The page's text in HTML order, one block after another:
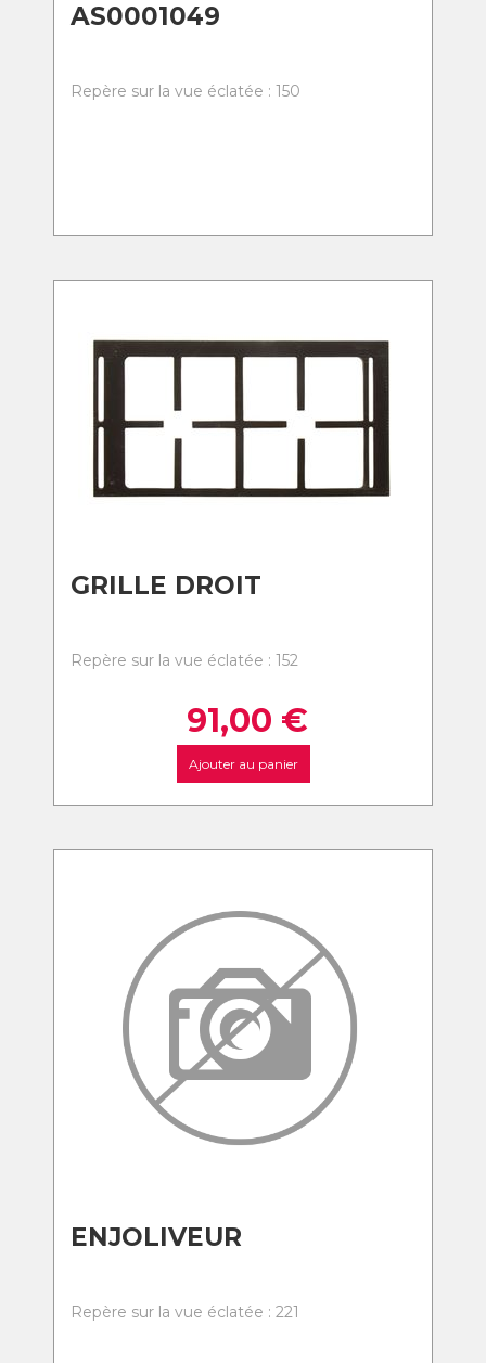
AS0001049
Repère sur la vue éclatée : 150
GRILLE DROIT
Repère sur la vue éclatée : 152
91,00 €
Ajouter au panier
ENJOLIVEUR
Repère sur la vue éclatée : 221